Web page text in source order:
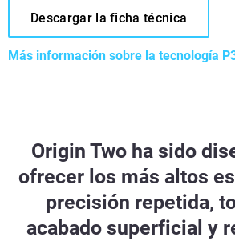
Descargar la ficha técnica
Más información sobre la tecnología
Origin Two ha sido
ofrecer los más altos
precisión repetida,
acabado superficial y